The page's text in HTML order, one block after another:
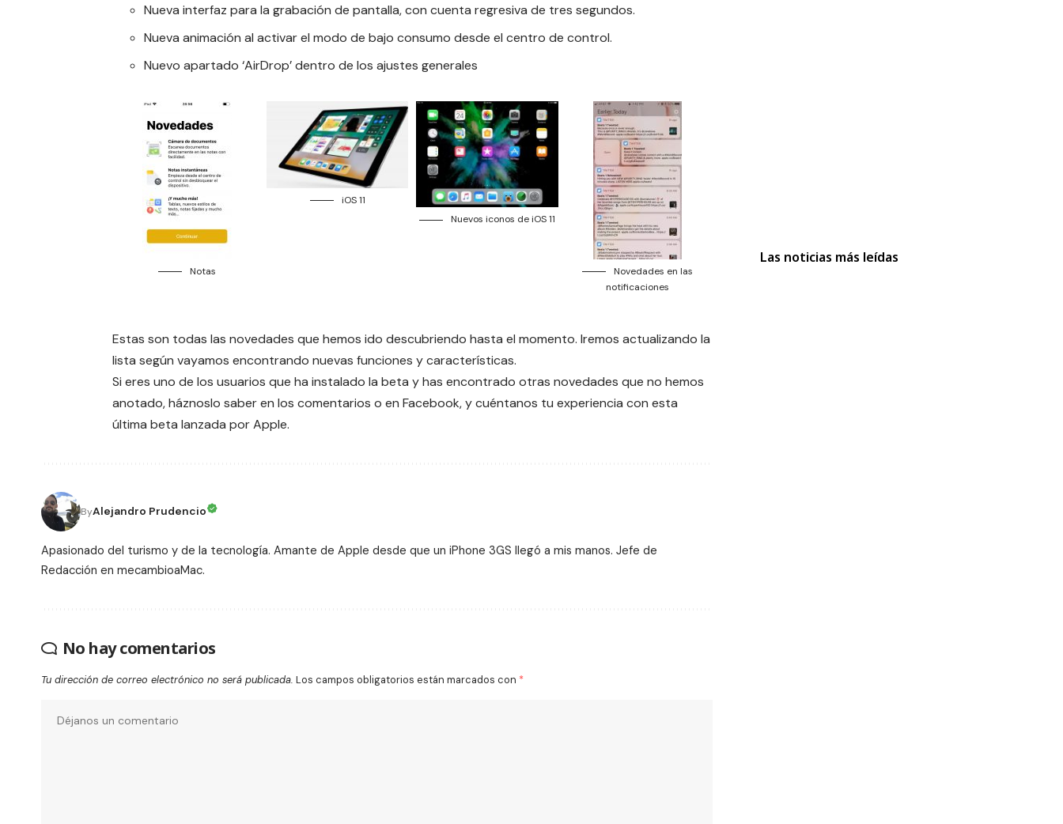
Nueva interfaz para la grabación de pantalla, con cuenta regresiva de tres segundos.
Nueva animación al activar el modo de bajo consumo desde el centro de control.
Nuevo apartado ‘AirDrop’ dentro de los ajustes generales
Notas
iOS 11
Nuevos iconos de iOS 11
Novedades en las
notificaciones
Estas son todas las novedades que hemos ido descubriendo hasta el momento. Iremos actualizando la
lista según vayamos encontrando nuevas funciones y características.
Si eres uno de los usuarios que ha instalado la beta y has encontrado otras novedades que no hemos
anotado, háznoslo saber en los comentarios o en Facebook, y cuéntanos tu experiencia con esta
última beta lanzada por Apple.
ByAlejandro Prudencio
Apasionado del turismo y de la tecnología. Amante de Apple desde que un iPhone 3GS llegó a mis manos. Jefe de
Redacción en mecambioaMac.
No hay comentarios
Tu dirección de correo electrónico no será publicada. Los campos obligatorios están marcados con *
Las noticias más leídas